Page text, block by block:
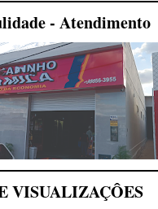
- Atendimento
VISUALIZAÇÔES